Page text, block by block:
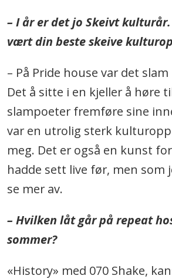
– I år er det jo Skeivt
vært din beste skeive
– På Pride house var det
Det å sitte i en kjeller å høre
slampoeter fremføre sine
var en utrolig sterk
meg. Det er også en kunst
hadde sett live før, men som
se mer av.
– Hvilken låt går på repeat
sommer?
«History» med 070 Shake,